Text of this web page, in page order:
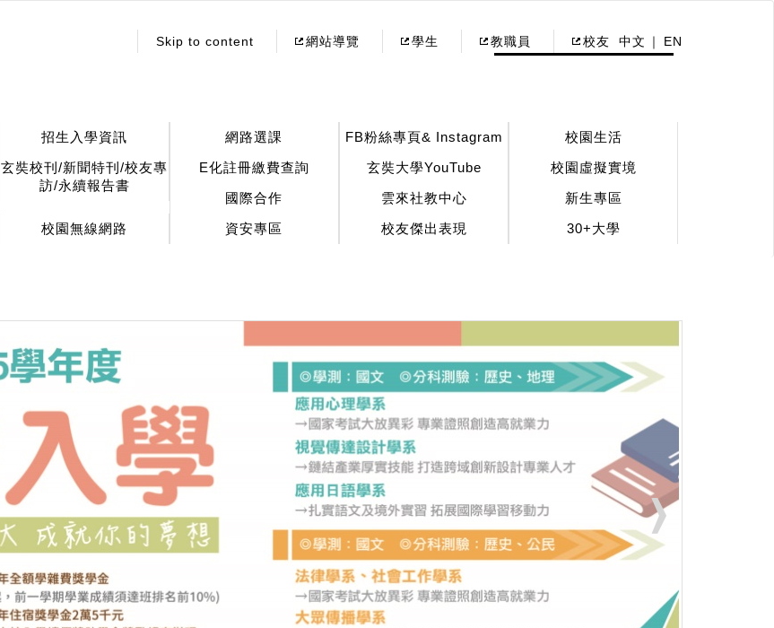
Skip to content 網站導覽 學生 教職員 校友 中文 EN
招生入學資訊 網路選課 FB粉絲專頁& Instagram
校園生活
玄奘校刊/新聞特刊/校友專
訪/永續報告書
E化註冊繳費查詢 玄奘大學YouTube
校園虛擬實境
國際合作
雲來社教中心
新生專區
校園無線網路 資安專區 校友傑出表現 30+大學